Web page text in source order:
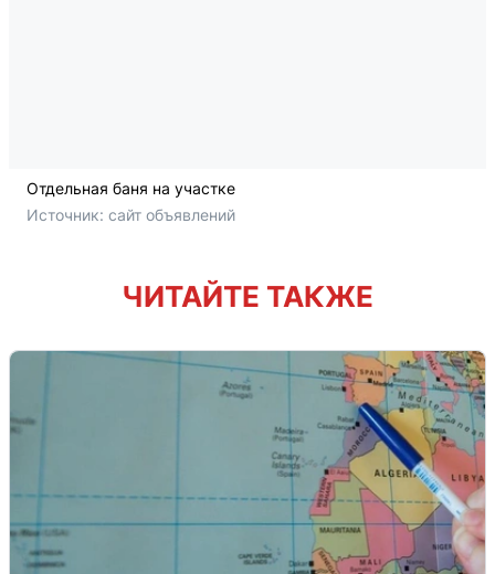
Отдельная баня на участке
Источник: сайт объявлений
ЧИТАЙТЕ ТАКЖЕ